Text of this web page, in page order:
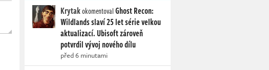
KrytakokomentovalGhost Recon:
Wildlands slaví 25 let série velkou
aktualizací. Ubisoft zároveň
potvrdil vývoj nového dílu
před 6 minutami